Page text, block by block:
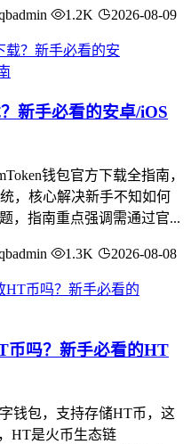
1.2K 2026-08-09
新手必看的安卓/iOS
钱包官方下载全指南，
，核心解决新手不知如何
，指南重点强调需通过官...
1.3K 2026-08-08
币吗？新手必看的HT
钱包，支持存储HT币，这
HT是火币生态链